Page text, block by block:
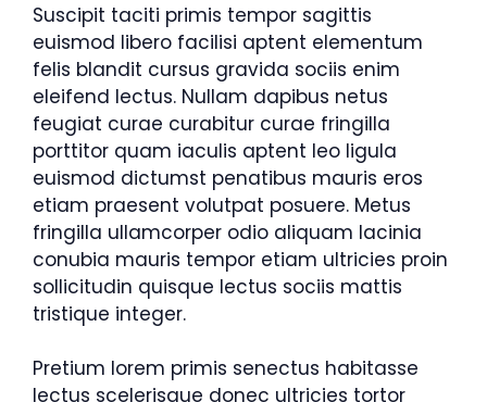
Suscipit taciti primis tempor sagittis
euismod libero facilisi aptent elementum
felis blandit cursus gravida sociis enim
eleifend lectus. Nullam dapibus netus
feugiat curae curabitur curae fringilla
porttitor quam iaculis aptent leo ligula
euismod dictumst penatibus mauris eros
etiam praesent volutpat posuere. Metus
fringilla ullamcorper odio aliquam lacinia
conubia mauris tempor etiam ultricies proin
sollicitudin quisque lectus sociis mattis
tristique integer.
Pretium lorem primis senectus habitasse
lectus scelerisque donec ultricies tortor